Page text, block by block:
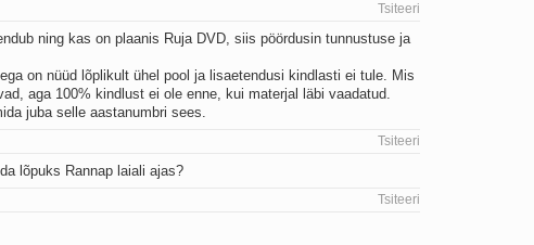
Tsiteeri
ning kas on plaanis Ruja DVD, siis pöördusin tunnustuse ja
on nüüd lõplikult ühel pool ja lisaetendusi kindlasti ei tule. Mis
aga 100% kindlust ei ole enne, kui materjal läbi vaadatud.
juba selle aastanumbri sees.
Tsiteeri
lõpuks Rannap laiali ajas?
Tsiteeri